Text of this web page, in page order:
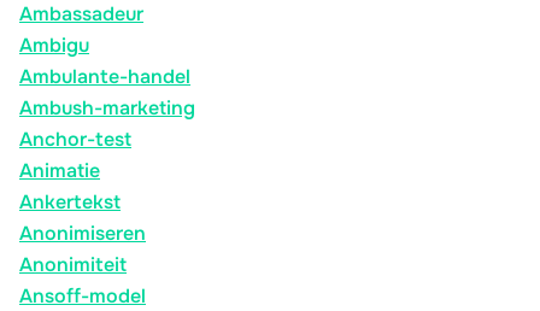
Ambassadeur
Ambigu
Ambulante-handel
Ambush-marketing
Anchor-test
Animatie
Ankertekst
Anonimiseren
Anonimiteit
Ansoff-model